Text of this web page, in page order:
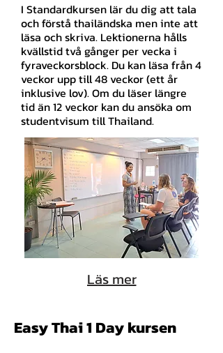
I Standardkursen lär du dig att tala
och förstå thailändska men inte att
läsa och skriva. Lektionerna hålls
kvällstid två gånger per vecka i
fyraveckorsblock. Du kan läsa från 4
veckor upp till 48 veckor (ett år
inklusive lov). Om du läser längre
tid än 12 veckor kan du ansöka om
studentvisum till Thailand.
Läs mer
Easy Thai 1 Day kursen